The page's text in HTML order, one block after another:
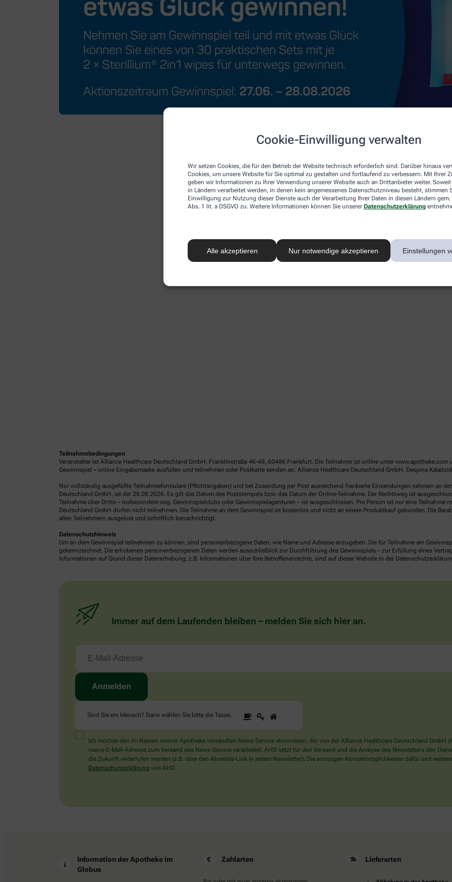
Cookie-Einwilligung verwalten
Wir setzen Cookies, die für den Betrieb der Website technisch erforderlich sind. Darüber hinaus
Cookies, um unsere Website für Sie optimal zu gestalten und fortlaufend zu verbessern. Mit Ihrer
geben wir Informationen zu Ihrer Verwendung unserer Website auch an Drittanbieter weiter. Soweit
in Ländern verarbeitet werden, in denen kein angemessenes Datenschutzniveau besteht, stimmen
Einwilligung zur Nutzung dieser Dienste auch der Verarbeitung Ihrer Daten in diesen Ländern
Abs. 1 lit. a DSGVO zu. Weitere Informationen können Sie unserer Datenschutzerklärung
Alle akzeptieren Nur notwendige akzeptieren Einstellungen
Teilnahmebedingungen
Veranstalter ist Alliance Healthcare Deutschland GmbH, Franklinstraße 46-48, 60486 Frankfurt. Die Teilnahme ist online unter
Gewinnspiel – online Eingabemaske ausfüllen und teilnehmen oder Postkarte senden an: Alliance Healthcare Deutschland GmbH, Despina
Nur vollständig ausgefüllte Teilnahmeformulare (Pflichtangaben) und bei Zusendung per Post ausreichend frankierte Einsendungen nehmen an
Deutschland GmbH, ist der 28.08.2026. Es gilt das Datum des Poststempels bzw. das Datum der Online-Teilnahme. Der Rechtsweg ist
Teilnahme über Dritte – insbesondere sog. Gewinnspielclubs oder Gewinnspielagenturen – ist ausgeschlossen. Pro Person ist nur eine Teilnahme
Deutschland GmbH dürfen nicht teilnehmen. Die Teilnahme an dem Gewinnspiel ist kostenlos und nicht an einem Produktkauf gebunden. Die
allen Teilnehmern ausgelost und schriftlich benachrichtigt.
Datenschutzhinweis
Um an dem Gewinnspiel teilnehmen zu können, sind personenbezogene Daten, wie Name und Adresse anzugeben. Die für Teilnahme am
gekennzeichnet. Die erhobenen personenbezogenen Daten werden ausschließlich zur Durchführung des Gewinnspiels – zur Erfüllung eines
Informationen auf Grund dieser Datenerhebung, z.B. Informationen über Ihre Betroffenenrechte, sind auf dieser Website in der
Immer auf dem Laufenden bleiben – melden Sie sich hier an.
Sind Sie ein Mensch? Dann wählen Sie bitte die Tasse.
Sind
Sie
Mensch?
Dann
wählen
1 2
Ich möchte den im Namen meiner Apotheke versandten News-Service abonnieren, der von der Alliance Healthcare Deutschland
meine E-Mail-Adresse zum Versand des News-Service verarbeitet. AHD setzt für den Versand und die Analyse des Newsletters den
die Zukunft widerrufen werden (z.B. über den Abmelde-Link in jedem Newsletter). Die sonstigen Kontaktmöglichkeiten dafür und
Datenschutzerklärung von AHD.
Information der Apotheke im
Globus
Zahlarten Lieferarten